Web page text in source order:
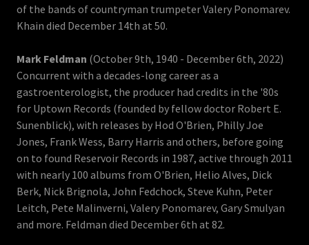
of the bands of countryman trumpeter Valery Ponomarev.
Khain died December 14th at 50.
Mark Feldman (October 9th, 1940 - December 6th, 2022)
Concurrent with a decades-long career as a
gastroenterologist, the producer had credits in the '80s
for Uptown Records (founded by fellow doctor Robert E.
Sunenblick), with releases by Hod O'Brien, Philly Joe
Jones, Frank Wess, Barry Harris and others, before going
on to found Reservoir Records in 1987, active through 2011
with nearly 100 albums from O'Brien, Helio Alves, Dick
Berk, Nick Brignola, John Fedchock, Steve Kuhn, Peter
Leitch, Pete Malinverni, Valery Ponomarev, Gary Smulyan
and more. Feldman died December 6th at 82.